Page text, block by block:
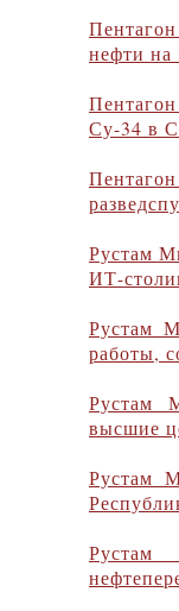
нефти на
Су-34 в
Рустам
ИТ-
Рустам
работы,
Рустам
высшие
Рустам